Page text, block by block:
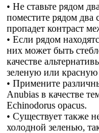
• Не ставьте рядом
поместите рядом два
пропадет контраст
• Если рядом
них может быть
качестве
зеленую или
• Примените
Anubias в качестве
Echinodorus opacus.
• Существует также
холодной зеленью,